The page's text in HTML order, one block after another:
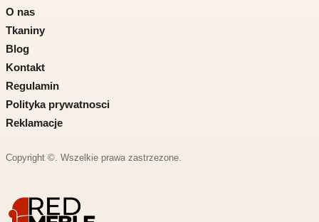
O nas
Tkaniny
Blog
Kontakt
Regulamin
Polityka prywatnosci
Reklamacje
Copyright © . Wszelkie prawa zastrzezone.